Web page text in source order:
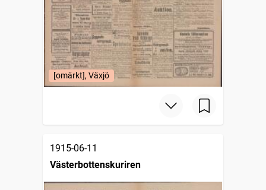
[omärkt], Växjö
1915-06-11
Västerbottenskuriren